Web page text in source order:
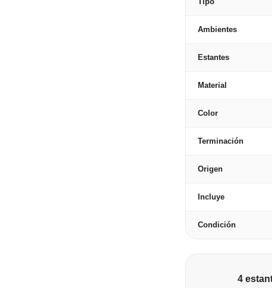
Ambientes
Estantes
Material
Color
Terminación
Origen
Incluye
Condición
4